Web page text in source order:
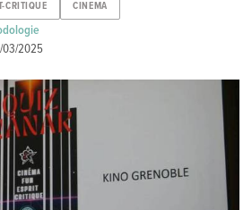
CRITIQUE CINEMA
03/2025